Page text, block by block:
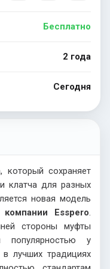
Бесплатно
2 года
Сегодня
который сохраняет
клатча для разных
новая модель
Esspero
стороны муфты
популярностью у
лучших традициях